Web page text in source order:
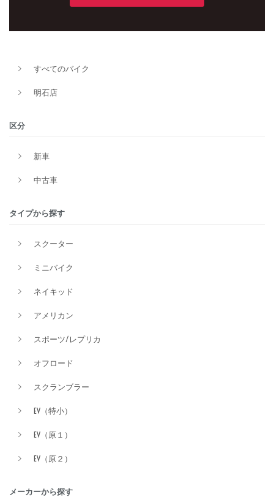
すべてのバイク
明石店
区分
新車
中古車
タイプから探す
スクーター
ミニバイク
ネイキッド
アメリカン
スポーツ/レプリカ
オフロード
スクランブラー
EV（特小）
EV（原１）
EV（原２）
メーカーから探す
新車
タイプ
価格